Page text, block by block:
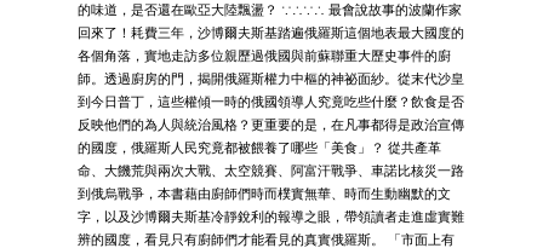
的味道，是否還在歐亞大陸飄盪？ ∵∴∵∴ 最會說故事的波蘭作家
回來了！耗費三年，沙博爾夫斯基踏遍俄羅斯這個地表最大國度的
各個角落，實地走訪多位親歷過俄國與前蘇聯重大歷史事件的廚
師。透過廚房的門，揭開俄羅斯權力中樞的神祕面紗。從末代沙皇
到今日普丁，這些權傾一時的俄國領導人究竟吃些什麼？飲食是否
反映他們的為人與統治風格？更重要的是，在凡事都得是政治宣傳
的國度，俄羅斯人民究竟都被餵養了哪些「美食」？ 從共產革
命、大饑荒與兩次大戰、太空競賽、阿富汗戰爭、車諾比核災一路
到俄烏戰爭，本書藉由廚師們時而樸實無華、時而生動幽默的文
字，以及沙博爾夫斯基冷靜銳利的報導之眼，帶領讀者走進虛實難
辨的國度，看見只有廚師們才能看見的真實俄羅斯。 「市面上有